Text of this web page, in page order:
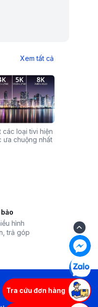
Tra cứu đơn hàng
đến 60%:
chiếc tivi
50% - Cơ hội
Xem tất cả
các loại tivi hiện
ưa chuộng nhất
hình
trả góp